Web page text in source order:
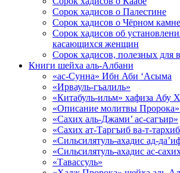
Сорок хадисов о Палестине
Сорок хадисов о Чёрном
Сорок хадисов об
касающихся женщин
Сорок хадисов, полезных для
Книги шейха аль-Албани
«ас-Сунна» Ибн Аби ‘Асыма
«Ирвауль-гъалиль»
«Китабуль-ильм» хафиза Абу
«Описание молитвы
«Сахих аль-Джами’ ас-сагъир»
«Сахих ат-Таргъиб ва-т-
«Сильсилятуль-ахадис ад-
«Сильсилятуль-ахадис ас-
«Тавассуль»